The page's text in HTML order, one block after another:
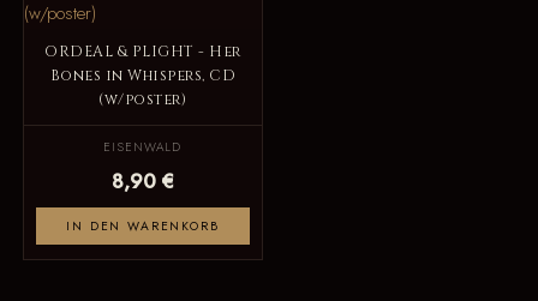
ORDEAL & PLIGHT - Her
Bones in Whispers, CD
(w/poster)
EISENWALD
8,90 €
IN DEN WARENKORB